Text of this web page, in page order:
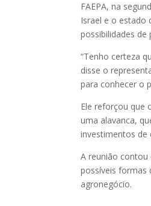
FAEPA, na
Israel e o estado
possibilidades de
“Tenho certeza
disse o
para conhecer o
Ele reforçou que
uma alavanca,
investimentos de
A reunião contou
possíveis formas
agronegócio.